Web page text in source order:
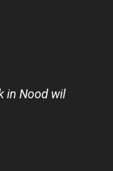
in Nood wil